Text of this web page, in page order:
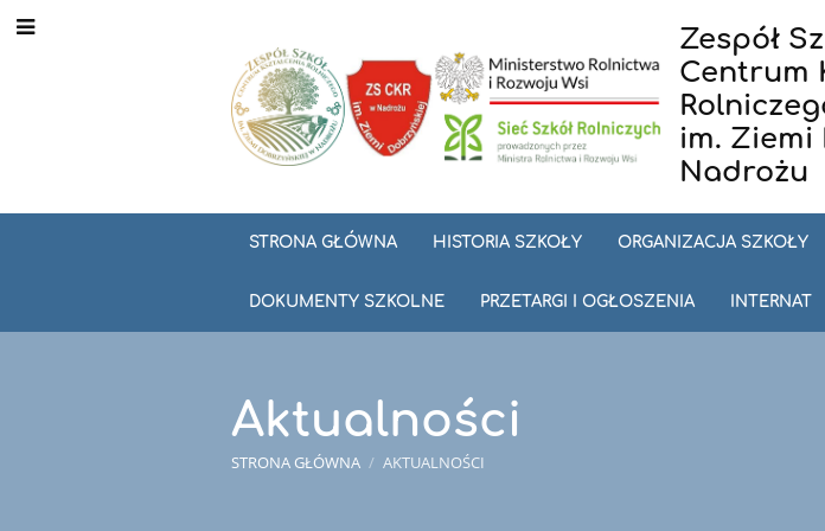
Zespół
Centrum
im. Ziemi
Nadrożu
STRONA GŁÓWNA HISTORIA SZKOŁY ORGANIZACJA SZKOŁY
DOKUMENTY SZKOLNE PRZETARGI I OGŁOSZENIA INTERNAT
Aktualności
STRONA GŁÓWNA / AKTUALNOŚCI